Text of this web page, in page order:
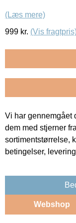
(Læs mere)
999 kr. (Vis
Vi har gennemgået
dem med stjerner
sortimentstørrelse,
betingelser,
Webshop